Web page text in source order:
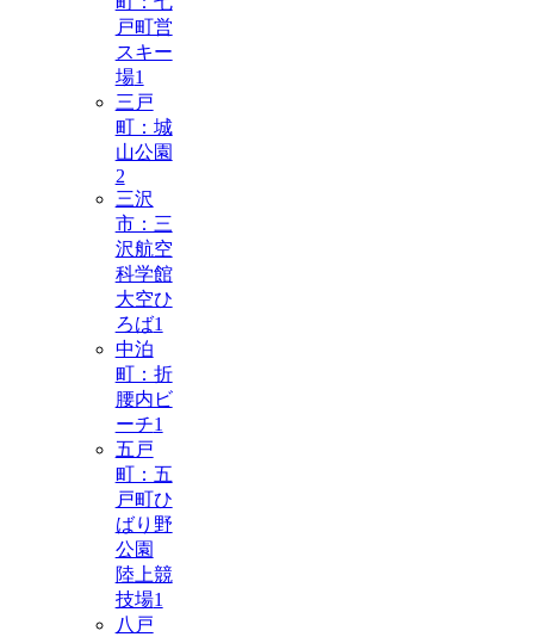
戸町営
スキー
場1
三戸
町：城
山公園
2
三沢
市：三
沢航空
科学館
大空ひ
ろば1
中泊
町：折
腰内ビ
ーチ1
五戸
町：五
戸町ひ
ばり野
公園
陸上競
技場1
八戸